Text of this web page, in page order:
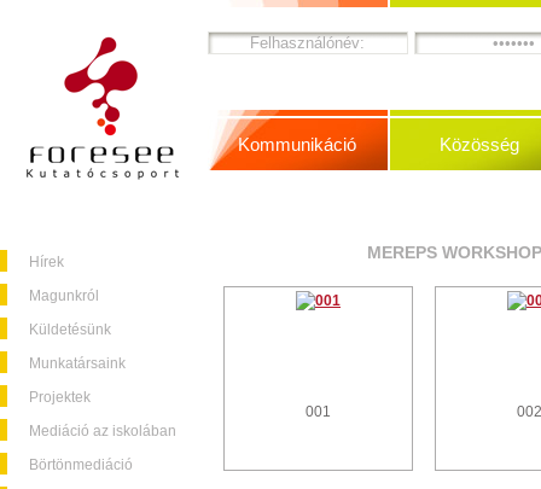
Hírek
Magunkról
Küldetésünk
Munkatársaink
Projektek
Mediáció az iskolában
Börtönmediáció
Kommunikáció Közösség
MEREPS
001 002